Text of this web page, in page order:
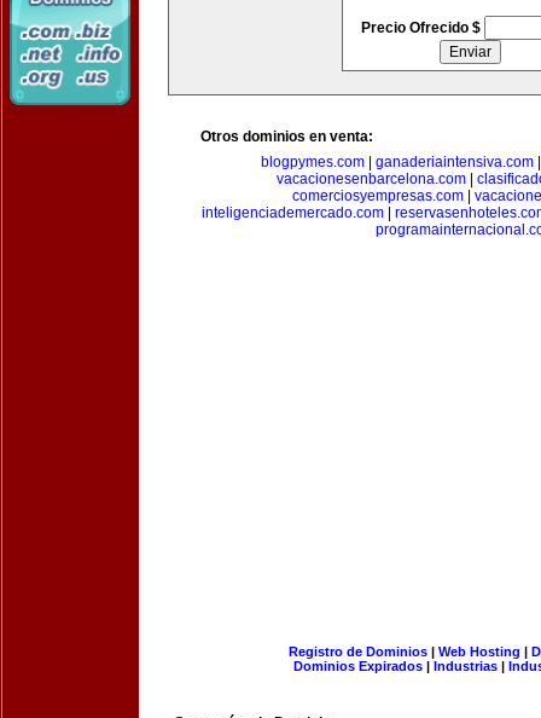
Precio Ofrecido $
Otros dominios en venta:
blogpymes.com
ganaderiaintensiva.com
vacacionesenbarcelona.com|
comerciosyempresas.com|
inteligenciademercado.com|
Registro de Dominios| Web Hosting |
Dominios Expirados | Industrias |